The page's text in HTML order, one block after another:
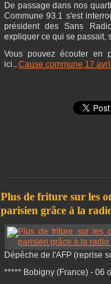
De passage dans nos
Commune 93.1 s'est
président des Sans
expliquer ce qui se passait,
Vous pouvez écouter en
ici...Cause commune 17
Plus de friture sur les
parisien grâce à la
Dépêche de l'AFP (reprise
***** Bobigny (France) - 06